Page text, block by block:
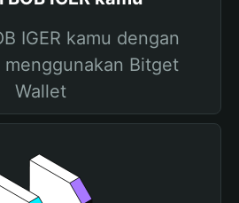
IGER kamu dengan
menggunakan Bitget
Wallet